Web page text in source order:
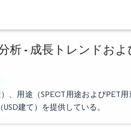
析 - 成長トレンドおよ
、用途（SPECT用途およびPET用
建て）を提供している。